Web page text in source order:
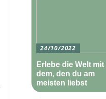
24/10/2022
Erlebe die Welt mit
dem, den du am
meisten liebst